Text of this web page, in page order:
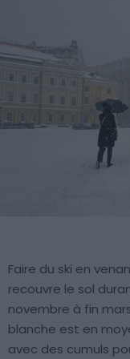
Faire du ski en
recouvre le sol
novembre à fin
blanche est en
avec des cumuls